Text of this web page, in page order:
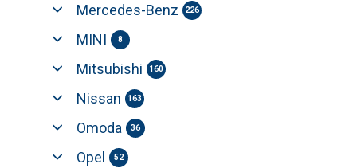
Mercedes-Benz 226
MINI 8
Mitsubishi 160
Nissan 163
Omoda 36
Opel 52